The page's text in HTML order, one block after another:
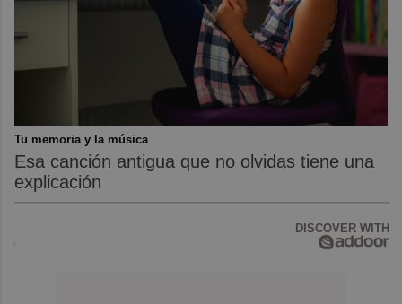
Tu memoria y la música
Esa canción antigua que no olvidas tiene una
explicación
DISCOVER WITH